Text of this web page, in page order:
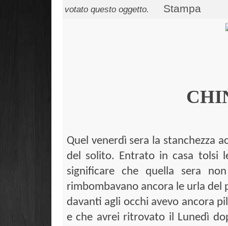
votato questo oggetto. Stampa
Quel venerdì sera la stanchezza
del solito. Entrato in casa tolsi
significare che quella sera
rimbombavano ancora le urla
davanti agli occhi avevo ancora
e che avrei ritrovato il Lunedì